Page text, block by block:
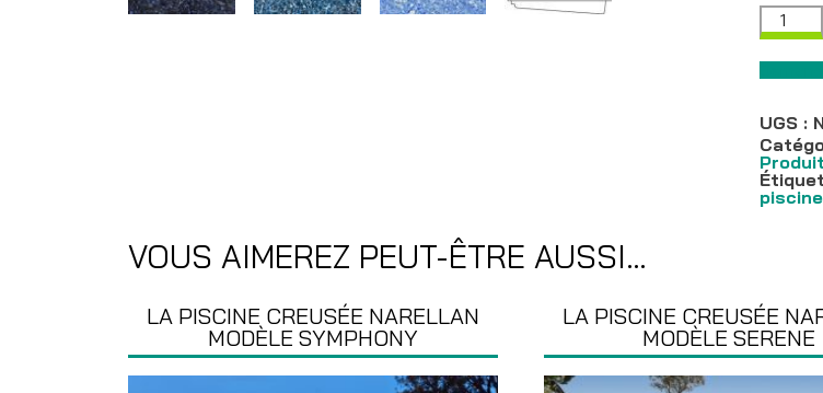
quantité
de
piscine
creusée
modèle
UGS :
VOUS AIMEREZ PEUT-ÊTRE AUSSI…
LA PISCINE CREUSÉE NARELLAN
MODÈLE SYMPHONY
LA PISCINE CREUSÉE
MODÈLE SERENE